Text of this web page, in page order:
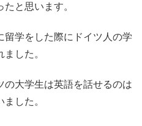
たと思います。
学をした際にドイツ人の学
した。
大学生は英語を話せるのは
した。